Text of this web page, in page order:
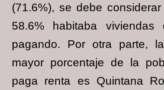
(71.6%), se debe
58.6% habitaba
pagando. Por otra parte,
mayor porcentaje de la
paga renta es Quintana